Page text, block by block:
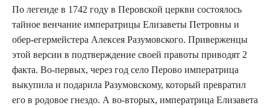
По легенде в 1742 году в Перовской церкви состоялось
тайное венчание императрицы Елизаветы Петровны и
обер-егермейстера Алексея Разумовского. Приверженцы
этой версии в подтверждение своей правоты приводят 2
факта. Во-первых, через год село Перово императрица
выкупила и подарила Разумовскому, который превратил
его в родовое гнездо. А во-вторых, императрица Елизавета